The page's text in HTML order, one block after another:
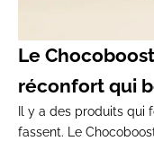
Le
réconfort qui
Il y a des produits
fassent. Le